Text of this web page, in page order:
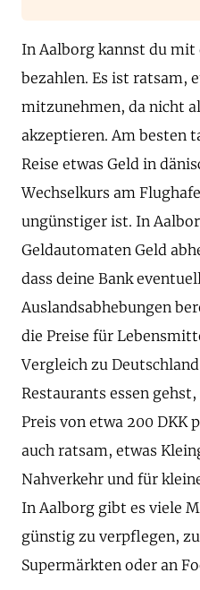
In Aalborg kannst du mit
bezahlen. Es ist ratsam,
mitzunehmen, da nicht
akzeptieren. Am besten
Reise etwas Geld in
Wechselkurs am
ungünstiger ist. In
Geldautomaten Geld
dass deine Bank
Auslandsabhebungen
die Preise für
Vergleich zu
Restaurants essen
Preis von etwa 200 DKK
auch ratsam, etwas
Nahverkehr und für
In Aalborg gibt es viele
günstig zu verpflegen,
Supermärkten oder an